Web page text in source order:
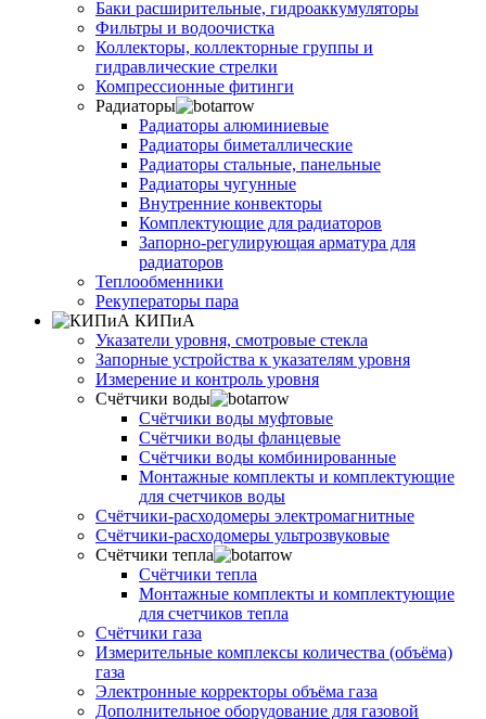
Баки расширительные, гидроаккумуляторы
Фильтры и водоочистка
Коллекторы, коллекторные группы и
гидравлические стрелки
Компрессионные фитинги
Радиаторы
Радиаторы алюминиевые
Радиаторы биметаллические
Радиаторы стальные, панельные
Радиаторы чугунные
Внутренние конвекторы
Комплектующие для радиаторов
Запорно-регулирующая арматура для
радиаторов
Теплообменники
Рекуператоры пара
КИПиА
Указатели уровня, смотровые стекла
Запорные устройства к указателям уровня
Измерение и контроль уровня
Счётчики воды
Счётчики воды муфтовые
Счётчики воды фланцевые
Счётчики воды комбинированные
Монтажные комплекты и комплектующие
для счетчиков воды
Счётчики-расходомеры электромагнитные
Счётчики-расходомеры ультрозвуковые
Счётчики тепла
Счётчики тепла
Монтажные комплекты и комплектующие
для счетчиков тепла
Счётчики газа
Измерительные комплексы количества (объёма)
газа
Электронные корректоры объёма газа
Дополнительное оборудование для газовой